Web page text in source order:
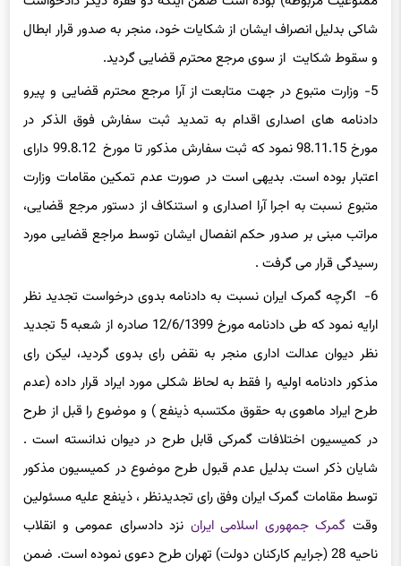
شاکی بدلیل انصراف ایشان از شکایات خود، منجر به صدور قرار ابطال
و سقوط شکایت از سوی مرجع محترم قضایی گردید.
5- وزارت متبوع در جهت متابعت از آرا مرجع محترم قضایی و پیرو
دادنامه های اصداری اقدام به تمدید ثبت سفارش فوق الذکر در
مورخ 98.11.15 نمود که ثبت سفارش مذکور تا مورخ 99.8.12 دارای
اعتبار بوده است. بدیهی است در صورت عدم تمکین مقامات وزارت
متبوع نسبت به اجرا آرا اصداری و استنکاف از دستور مرجع قضایی،
مراتب مبنی بر صدور حکم انفصال ایشان توسط مراجع قضایی مورد
رسیدگی قرار می گرفت .
6- اگرچه گمرک ایران نسبت به دادنامه بدوی درخواست تجدید نظر
ارایه نمود که طی دادنامه مورخ 12/6/1399 صادره از شعبه 5 تجدید
نظر دیوان عدالت اداری منجر به نقض رای بدوی گردید، لیکن رای
مذکور دادنامه اولیه را فقط به لحاظ شکلی مورد ایراد قرار داده (عدم
طرح ایراد ماهوی به حقوق مکتسبه ذینفع ) و موضوع را قبل از طرح
در کمیسیون اختلافات گمرکی قابل طرح در دیوان ندانسته است .
شایان ذکر است بدلیل عدم قبول طرح موضوع در کمیسیون مذکور
توسط مقامات گمرک ایران وفق رای تجدیدنظر ، ذینفع علیه مسئولین
وقت گمرک جمهوری اسلامی ایران نزد دادسرای عمومی و انقلاب
ناحیه 28 (جرایم کارکنان دولت) تهران طرح دعوی نموده است. ضمن